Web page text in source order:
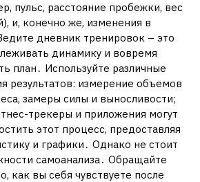
пульс, расстояние пробежки, вес
и, конечно же, изменения в
дневник тренировок – это
динамику и вовремя
план․ Используйте различные
результатов: измерение объемов
замеры силы и выносливости;
трекеры и приложения могут
этот процесс, предоставляя
и графики․ Однако не стоит
самоанализа․ Обращайте
как вы себя чувствуете после